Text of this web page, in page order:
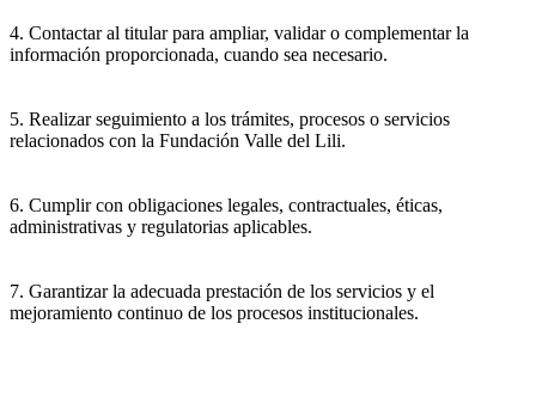
4. Contactar al titular para ampliar, validar o complementar la
información proporcionada, cuando sea necesario.
5. Realizar seguimiento a los trámites, procesos o servicios
relacionados con la Fundación Valle del Lili.
6. Cumplir con obligaciones legales, contractuales, éticas,
administrativas y regulatorias aplicables.
7. Garantizar la adecuada prestación de los servicios y el
mejoramiento continuo de los procesos institucionales.